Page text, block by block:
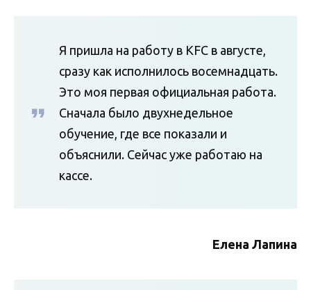
Я пришла на работу в KFC в августе,
сразу как исполнилось восемнадцать.
Это моя первая официальная работа.
Сначала было двухнедельное
обучение, где все показали и
объяснили. Сейчас уже работаю на
кассе.
Елена Лапина